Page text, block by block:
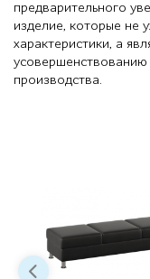
предварительного
изделие, которые не
характеристики, а
усовершенствованию
производства.